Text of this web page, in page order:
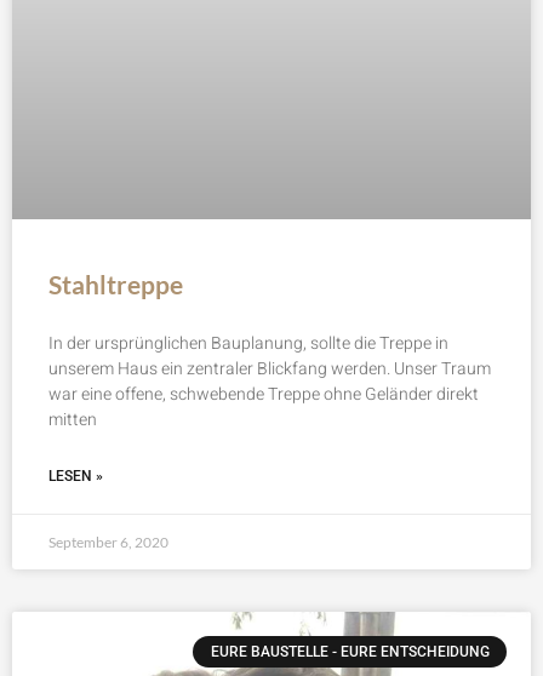
Stahltreppe
In der ursprünglichen Bauplanung, sollte die Treppe in
unserem Haus ein zentraler Blickfang werden. Unser Traum
war eine offene, schwebende Treppe ohne Geländer direkt
mitten
LESEN »
September 6, 2020
EURE BAUSTELLE - EURE ENTSCHEIDUNG